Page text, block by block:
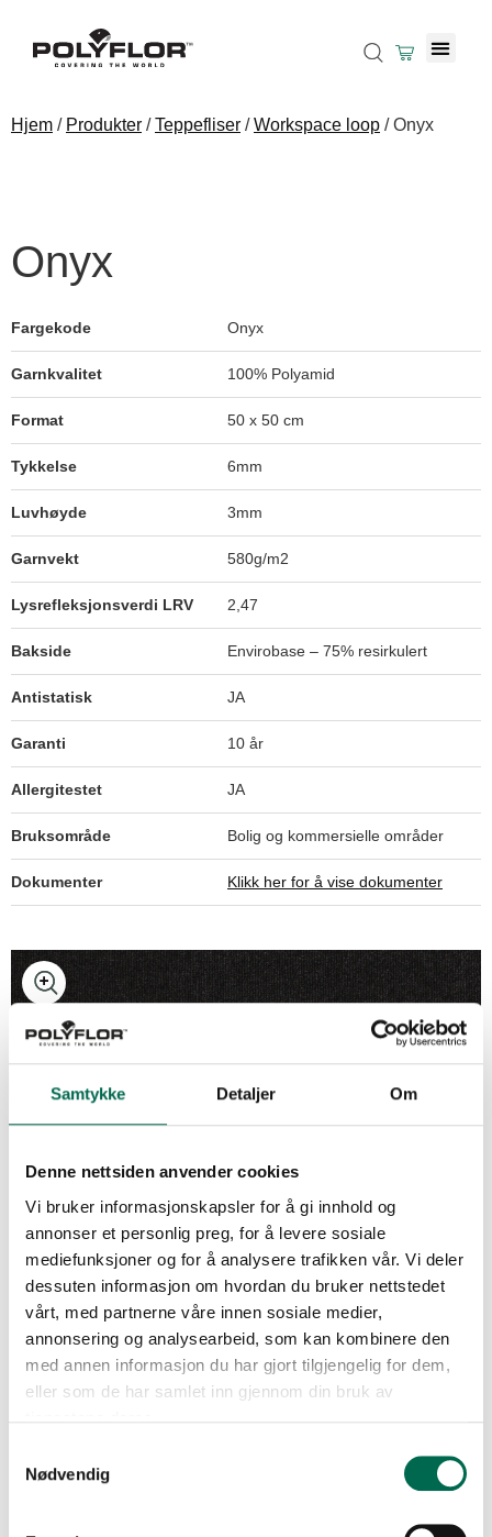
Samtykke Detaljer Om
Denne nettsiden anvender cookies
Vi bruker informasjonskapsler for å gi innhold og
annonser et personlig preg, for å levere sosiale
mediefunksjoner og for å analysere trafikken vår. Vi deler
dessuten informasjon om hvordan du bruker nettstedet
vårt, med partnerne våre innen sosiale medier,
annonsering og analysearbeid, som kan kombinere den
med annen informasjon du har gjort tilgjengelig for dem,
eller som de har samlet inn gjennom din bruk av
Nødvendig
Hjem / Produkter /Teppefliser /Workspace loop / Onyx
Onyx
Fargekode Onyx
Garnkvalitet 100% Polyamid
Format 50 x 50 cm
Tykkelse 6mm
Luvhøyde 3mm
Garnvekt 580g/m2
Lysrefleksjonsverdi LRV 2,47
Bakside Envirobase – 75% resirkulert
Antistatisk JA
Garanti 10 år
Allergitestet JA
Bruksområde Bolig og kommersielle områder
Dokumenter Klikk her for å vise dokumenter
Apple
Blue Yonder
Indigo
Kingfisher